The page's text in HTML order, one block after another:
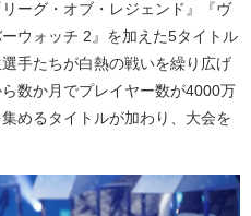
ーグ・オブ・レジェンド』『ヴ
ウォッチ 2』を加えた5タイトル
手たちが白熱の戦いを繰り広げ
数か月でプレイヤー数が4000万
めるタイトルが加わり、大会を